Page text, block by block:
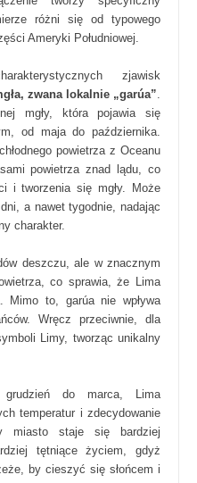
różni się od typowego
Ameryki Południowej.
zjawisk
zwana lokalnie „garúa”
mgły, która pojawia się
od maja do października.
powietrza z Oceanu
powietrza znad lądu, co
i tworzenia się mgły. Może
a nawet tygodnie, nadając
charakter.
deszczu, ale w znacznym
co sprawia, że Lima
to, garúa nie wpływa
Wręcz przeciwnie, dla
Limy, tworząc unikalny
do marca, Lima
temperatur i zdecydowanie
miasto staje się bardziej
tętniące życiem, gdyż
by cieszyć się słońcem i